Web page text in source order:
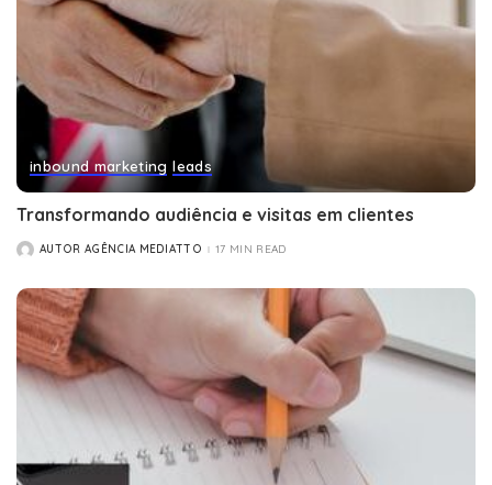
inbound marketing leads
Transformando audiência e visitas em clientes
POSTEDAUTOR AGÊNCIA MEDIATTO 17 MIN READ